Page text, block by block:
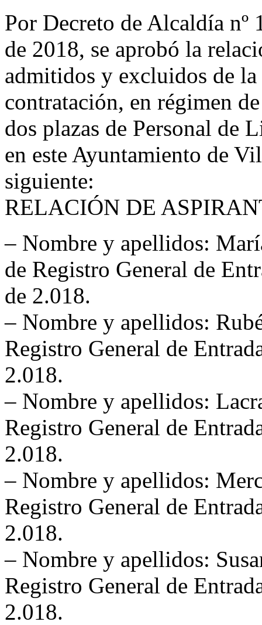
Por Decreto de Alcaldía nº
de 2018, se aprobó la
admitidos y excluidos de
contratación, en régimen
dos plazas de Personal de
en este Ayuntamiento de
siguiente:
RELACIÓN DE
– Nombre y apellidos:
de Registro General de
de 2.018.
– Nombre y apellidos:
Registro General de
2.018.
– Nombre y apellidos:
Registro General de
2.018.
– Nombre y apellidos:
Registro General de
2.018.
– Nombre y apellidos:
Registro General de
2.018.